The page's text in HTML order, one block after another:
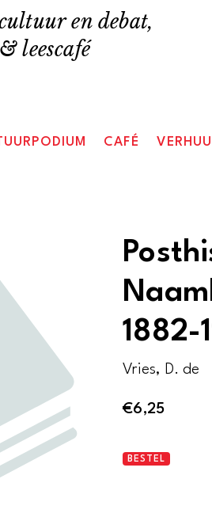
en debat,
leescafé
CAFÉ
1882-
Vries, D. de
€6,25
BESTEL